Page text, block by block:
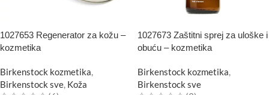
1027653 Regenerator za kožu –
kozmetika
Birkenstock kozmetika,
Birkenstock sve, Koža
1027673 Zaštitni sprej za uloške i
obuću – kozmetika
Birkenstock kozmetika,
Birkenstock sve